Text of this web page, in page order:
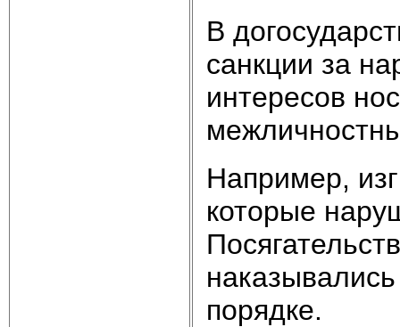
В
санкции за
интересов
Например,
которые
порядке.